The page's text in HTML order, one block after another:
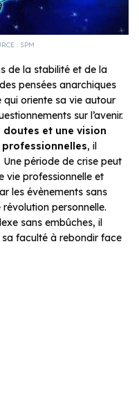
: SPM
de la stabilité et de la
pensées anarchiques
qui oriente sa vie autour
sur l’avenir.
doutes et une vision
, il
Une période de crise peut
vie professionnelle et
les évènements sans
personnelle.
sans embûches, il
faculté à rebondir face